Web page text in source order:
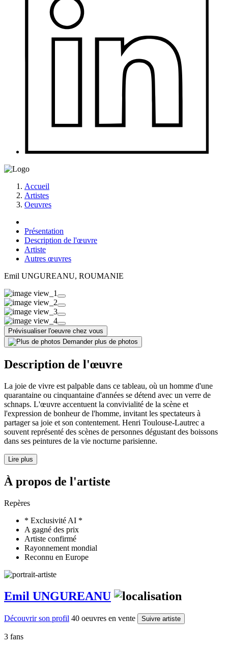
Accueil
Artistes
Oeuvres
Présentation
Description de l'œuvre
Artiste
Autres œuvres
Emil UNGUREANU, ROUMANIE
Prévisualiser l'oeuvre chez vous
Demander plus de photos
Description de l'œuvre
La joie de vivre est palpable dans ce tableau, où un homme d'une
quarantaine ou cinquantaine d'années se détend avec un verre de
schnaps. L'œuvre accentuent la convivialité de la scène et
l'expression de bonheur de l'homme, invitant les spectateurs à
partager sa joie et son contentement. Henri Toulouse-Lautrec a
souvent représenté des scènes de personnes dégustant des boissons
dans ses peintures de la vie nocturne parisienne.
Lire plus
À propos de l'artiste
Repères
* Exclusivité AI *
A gagné des prix
Artiste confirmé
Rayonnement mondial
Reconnu en Europe
Emil UNGUREANU
Découvrir son profil 40 oeuvres en vente Suivre artiste
3 fans